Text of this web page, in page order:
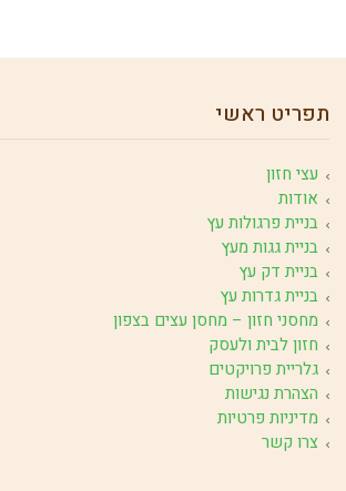
תפריט ראשי
עצי חזון
אודות
בניית פרגולות עץ
בניית גגות מעץ
בניית דק עץ
בניית גדרות עץ
מחסני חזון – מחסן עצים בצפון
חזון לבית ולעסק
גלריית פרויקטים
הצהרת נגישות
מדיניות פרטיות
צרו קשר